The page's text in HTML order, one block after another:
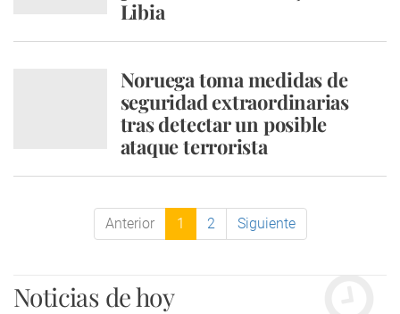
Libia
Noruega toma medidas de
seguridad extraordinarias
tras detectar un posible
ataque terrorista
Anterior 1 2 Siguiente
Noticias de hoy